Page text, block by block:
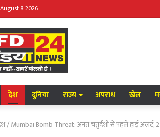
8 2026
देश दुनिया राज्य अपराध खेल
/Mumbai Bomb Threat: अनंत चतुर्दशी से पहले हाई अलर्ट,